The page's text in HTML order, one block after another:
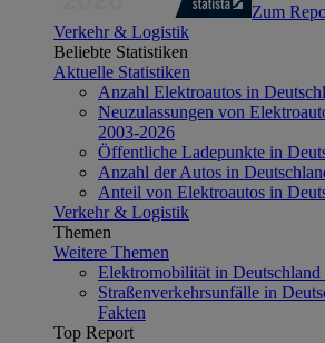
Zum
Verkehr & Logistik
Beliebte Statistiken
Aktuelle Statistiken
Anzahl Elektroautos in
Neuzulassungen von
2003-2026
Öffentliche Ladepunkte in
Anzahl der Autos in
Anteil von Elektroautos in
Verkehr & Logistik
Themen
Weitere Themen
Elektromobilität in
Straßenverkehrsunfälle in
Fakten
Top Report